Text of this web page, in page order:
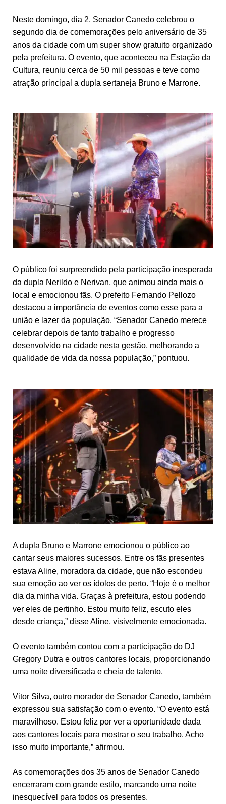
Neste domingo, dia 2, Senador Canedo celebrou o
segundo dia de comemorações pelo aniversário de 35
anos da cidade com um super show gratuito organizado
pela prefeitura. O evento, que aconteceu na Estação da
Cultura, reuniu cerca de 50 mil pessoas e teve como
atração principal a dupla sertaneja Bruno e Marrone.
O público foi surpreendido pela participação inesperada
da dupla Nerildo e Nerivan, que animou ainda mais o
local e emocionou fãs. O prefeito Fernando Pellozo
destacou a importância de eventos como esse para a
união e lazer da população. “Senador Canedo merece
celebrar depois de tanto trabalho e progresso
desenvolvido na cidade nesta gestão, melhorando a
qualidade de vida da nossa população,” pontuou.
A dupla Bruno e Marrone emocionou o público ao
cantar seus maiores sucessos. Entre os fãs presentes
estava Aline, moradora da cidade, que não escondeu
sua emoção ao ver os ídolos de perto. “Hoje é o melhor
dia da minha vida. Graças à prefeitura, estou podendo
ver eles de pertinho. Estou muito feliz, escuto eles
desde criança,” disse Aline, visivelmente emocionada.
O evento também contou com a participação do DJ
Gregory Dutra e outros cantores locais, proporcionando
uma noite diversificada e cheia de talento.
Vitor Silva, outro morador de Senador Canedo, também
expressou sua satisfação com o evento. “O evento está
maravilhoso. Estou feliz por ver a oportunidade dada
aos cantores locais para mostrar o seu trabalho. Acho
isso muito importante,” afirmou.
As comemorações dos 35 anos de Senador Canedo
encerraram com grande estilo, marcando uma noite
inesquecível para todos os presentes.